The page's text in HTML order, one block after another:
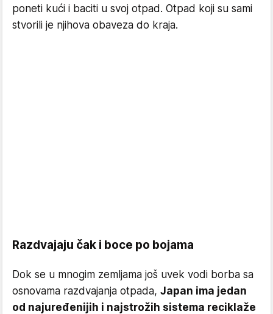
poneti kući i baciti u svoj otpad. Otpad koji su sami
stvorili je njihova obaveza do kraja.
Razdvajaju čak i boce po bojama
Dok se u mnogim zemljama još uvek vodi borba sa
osnovama razdvajanja otpada, Japan ima jedan
od najuređenijih i najstrožih sistema reciklaže